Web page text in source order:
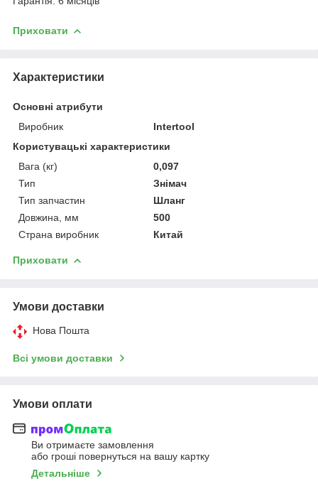
Приховати
Характеристики
Основні атрибути
Виробник
Intertool
Користувацькі характеристики
Вага (кг)
0,097
Тип
Знімач
Тип запчастин
Шланг
Довжина, мм
500
Страна виробник
Китай
Приховати
Умови доставки
Нова Пошта
Всі умови доставки
Умови оплати
Ви отримаєте замовлення
або гроші повернуться на вашу картку
Детальніше